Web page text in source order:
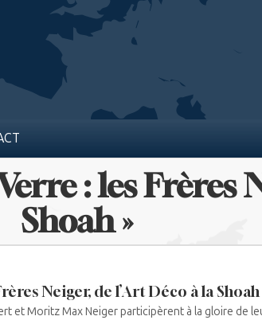
: les Frères
Shoah »
Neiger, de l’Art Déco à la Shoah
et Moritz Max Neiger participèrent à la gloire de